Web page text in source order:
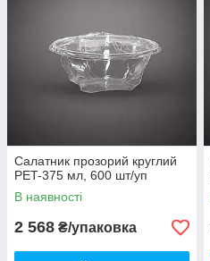
Салатник прозорий круглий
PET-375 мл, 600 шт/уп
В наявності
2 568 ₴/упаковка